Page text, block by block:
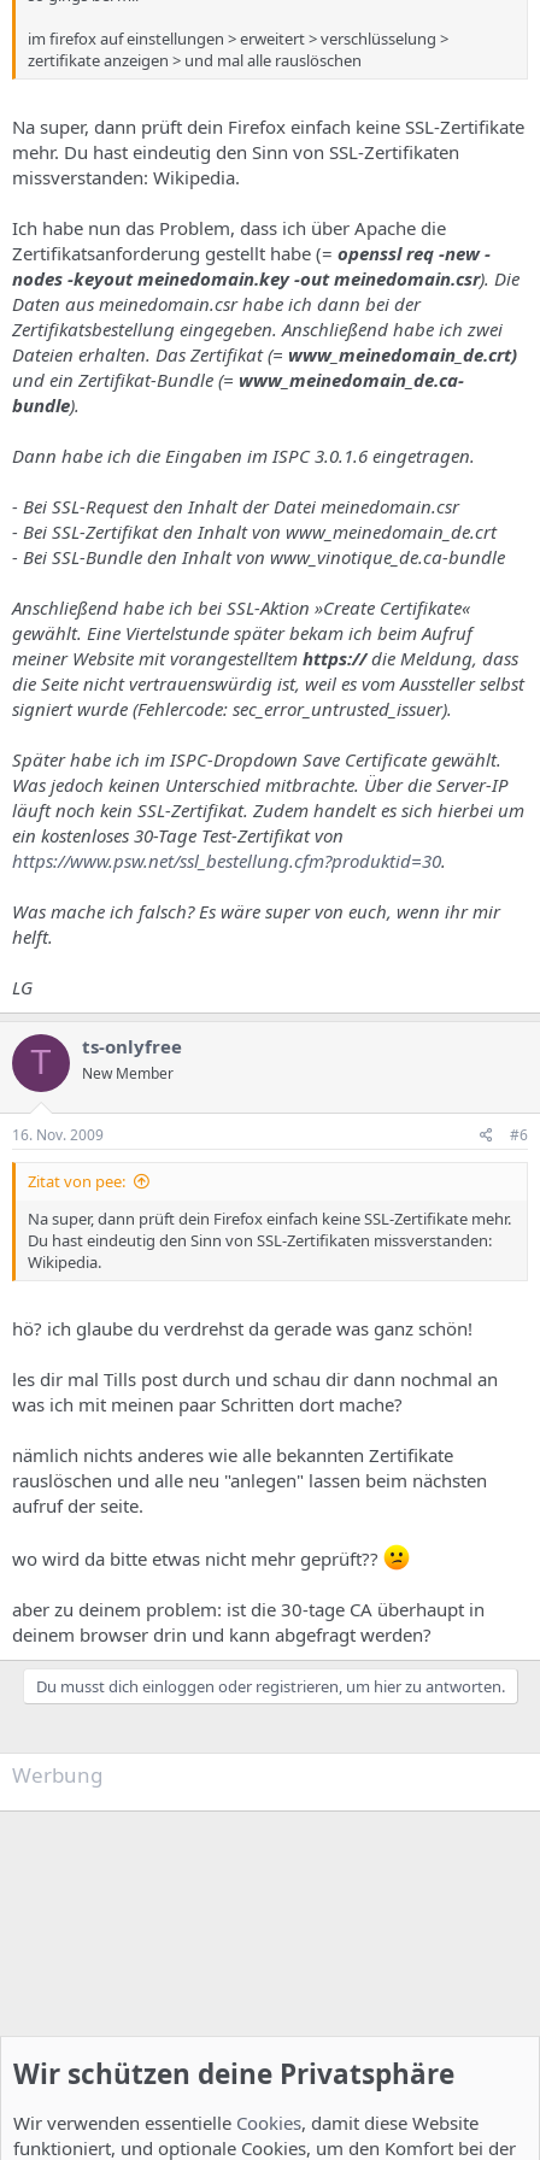
im firefox auf einstellungen > erweitert > verschlüsselung >
zertifikate anzeigen > und mal alle rauslöschen
Na super, dann prüft dein Firefox einfach keine SSL-Zertifikate
mehr. Du hast eindeutig den Sinn von SSL-Zertifikaten
missverstanden: Wikipedia.
Ich habe nun das Problem, dass ich über Apache die
Zertifikatsanforderung gestellt habe (= openssl req -new -
nodes -keyout meinedomain.key -out meinedomain.csr). Die
Daten aus meinedomain.csr habe ich dann bei der
Zertifikatsbestellung eingegeben. Anschließend habe ich zwei
Dateien erhalten. Das Zertifikat (= www_meinedomain_de.crt)
und ein Zertifikat-Bundle (= www_meinedomain_de.ca-
bundle).
Dann habe ich die Eingaben im ISPC 3.0.1.6 eingetragen.
- Bei SSL-Request den Inhalt der Datei meinedomain.csr
- Bei SSL-Zertifikat den Inhalt von www_meinedomain_de.crt
- Bei SSL-Bundle den Inhalt von www_vinotique_de.ca-bundle
Anschließend habe ich bei SSL-Aktion »Create Certifikate«
gewählt. Eine Viertelstunde später bekam ich beim Aufruf
meiner Website mit vorangestelltem https://die Meldung, dass
die Seite nicht vertrauenswürdig ist, weil es vom Aussteller selbst
signiert wurde (Fehlercode: sec_error_untrusted_issuer).
Später habe ich im ISPC-Dropdown Save Certificate gewählt.
Was jedoch keinen Unterschied mitbrachte. Über die Server-IP
läuft noch kein SSL-Zertifikat. Zudem handelt es sich hierbei um
ein kostenloses 30-Tage Test-Zertifikat von
https://www.psw.net/ssl_bestellung.cfm?produktid=30.
Was mache ich falsch? Es wäre super von euch, wenn ihr mir
helft.
LG
T ts-onlyfree
New Member
16. Nov. 2009 #6
Zitat von pee:
Na super, dann prüft dein Firefox einfach keine SSL-Zertifikate mehr.
Du hast eindeutig den Sinn von SSL-Zertifikaten missverstanden:
Wikipedia.
hö? ich glaube du verdrehst da gerade was ganz schön!
les dir mal Tills post durch und schau dir dann nochmal an
was ich mit meinen paar Schritten dort mache?
nämlich nichts anderes wie alle bekannten Zertifikate
rauslöschen und alle neu "anlegen" lassen beim nächsten
aufruf der seite.
wo wird da bitte etwas nicht mehr geprüft??
aber zu deinem problem: ist die 30-tage CA überhaupt in
deinem browser drin und kann abgefragt werden?
Du musst dich einloggen oder registrieren, um hier zu antworten.
Werbung
Wir schützen deine Privatsphäre
Wir verwenden essentielle Cookies, damit diese Website
funktioniert, und optionale Cookies, um den Komfort bei der